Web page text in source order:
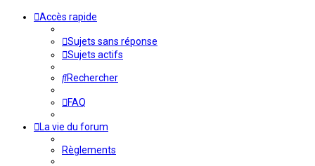
Accès rapide
Sujets sans réponse
Sujets actifs
Rechercher
FAQ
La vie du forum
Règlements